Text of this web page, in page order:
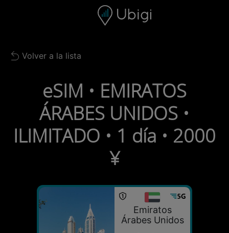
Barra de navegación
Back to list
Volver a la lista
eSIM • EMIRATOS
ÁRABES UNIDOS •
ILIMITADO • 1 día • 2000
¥
Emiratos
Árabes Unidos